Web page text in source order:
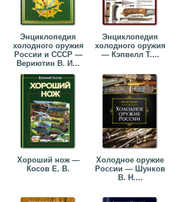
Энциклопедия
холодного оружия
России и СССР —
Вериютин В. И...
Энциклопедия
холодного оружия
— Кэпвелл Т....
Хороший нож —
Косов Е. В.
Холодное оружие
России — Шунков
В. Н....